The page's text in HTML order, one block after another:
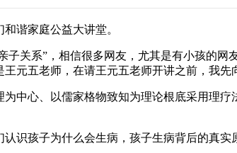
谐家庭公益大讲堂。
关系”，相信很多网友，尤其是有小孩的网
元五老师，在请王元五老师开讲之前，我先
中心、以儒家格物致知为理论根底采用理
识孩子为什么会生病，孩子生病背后的真